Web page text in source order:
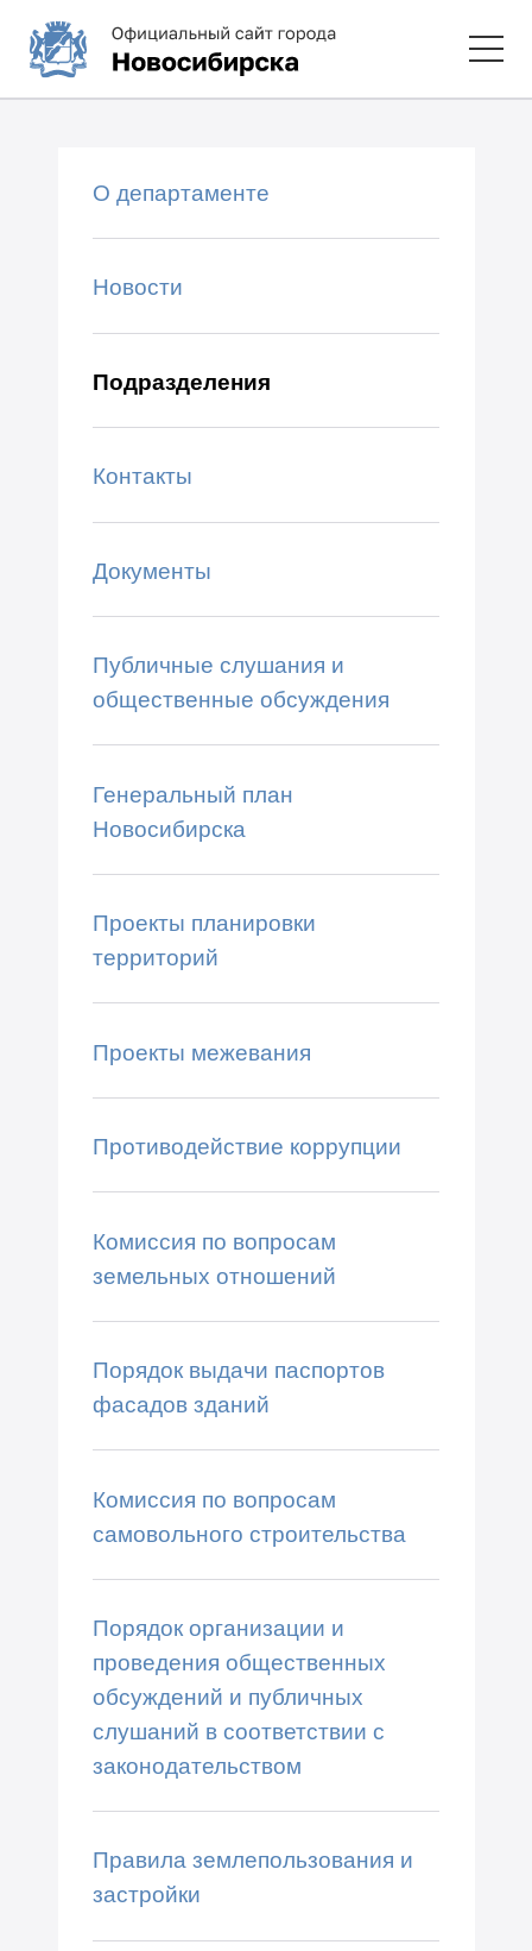
О департаменте
Новости
Подразделения
Контакты
Документы
Публичные слушания и
общественные обсуждения
Генеральный план
Новосибирска
Проекты планировки
территорий
Проекты межевания
Противодействие коррупции
Комиссия по вопросам
земельных отношений
Порядок выдачи паспортов
фасадов зданий
Комиссия по вопросам
самовольного строительства
Порядок организации и
проведения общественных
обсуждений и публичных
слушаний в соответствии с
законодательством
Правила землепользования и
застройки